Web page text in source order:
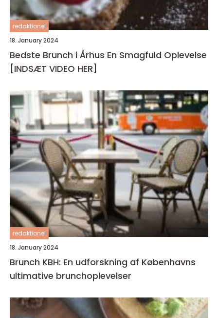
redaktionel
18. January 2024
Bedste Brunch i Århus En Smagfuld Oplevelse
[INDSÆT VIDEO HER]
redaktionel
18. January 2024
Brunch KBH: En udforskning af Københavns
ultimative brunchoplevelser